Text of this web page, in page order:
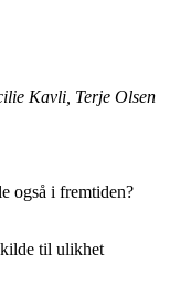
Kavli, Terje Olsen
også i fremtiden?
til ulikhet